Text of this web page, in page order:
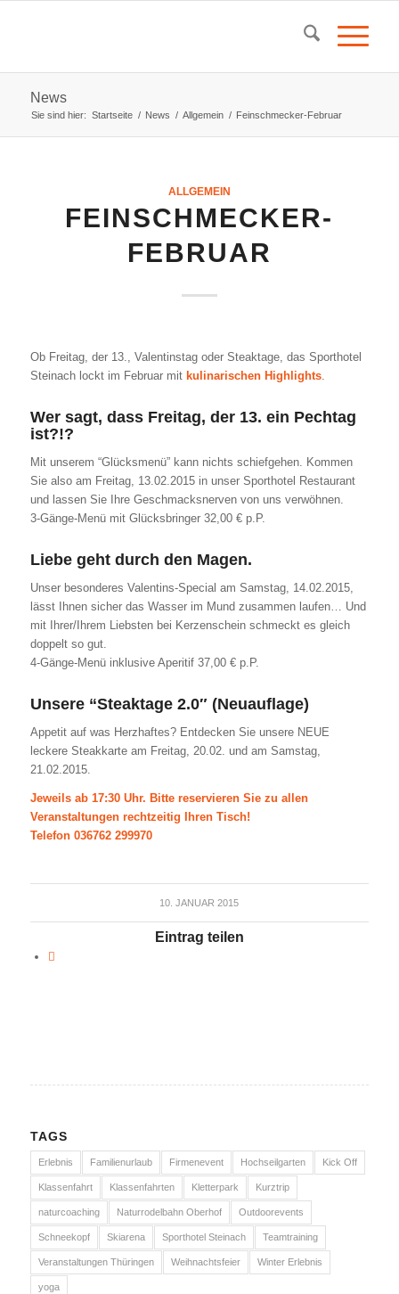
News
Sie sind hier: Startseite / News / Allgemein / Feinschmecker-Februar
ALLGEMEIN
FEINSCHMECKER-
FEBRUAR
Ob Freitag, der 13., Valentinstag oder Steaktage, das Sporthotel
Steinach lockt im Februar mit kulinarischen Highlights.
Wer sagt, dass Freitag, der 13. ein Pechtag
ist?!?
Mit unserem “Glücksmenü” kann nichts schiefgehen. Kommen
Sie also am Freitag, 13.02.2015 in unser Sporthotel Restaurant
und lassen Sie Ihre Geschmacksnerven von uns verwöhnen.
3-Gänge-Menü mit Glücksbringer 32,00 € p.P.
Liebe geht durch den Magen.
Unser besonderes Valentins-Special am Samstag, 14.02.2015,
lässt Ihnen sicher das Wasser im Mund zusammen laufen… Und
mit Ihrer/Ihrem Liebsten bei Kerzenschein schmeckt es gleich
doppelt so gut.
4-Gänge-Menü inklusive Aperitif 37,00 € p.P.
Unsere “Steaktage 2.0″ (Neuauflage)
Appetit auf was Herzhaftes? Entdecken Sie unsere NEUE
leckere Steakkarte am Freitag, 20.02. und am Samstag,
21.02.2015.
Jeweils ab 17:30 Uhr. Bitte reservieren Sie zu allen
Veranstaltungen rechtzeitig Ihren Tisch!
Telefon 036762 299970
10. JANUAR 2015
Eintrag teilen
TAGS
Erlebnis Familienurlaub Firmenevent Hochseilgarten Kick Off
Klassenfahrt Klassenfahrten Kletterpark Kurztrip
naturcoaching Naturrodelbahn Oberhof Outdoorevents
Schneekopf Skiarena Sporthotel Steinach Teamtraining
Veranstaltungen Thüringen Weihnachtsfeier Winter Erlebnis
yoga